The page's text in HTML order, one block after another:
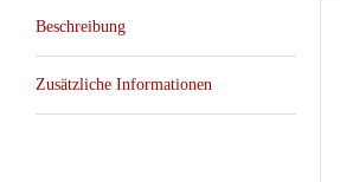
Beschreibung
Zusätzliche Informationen